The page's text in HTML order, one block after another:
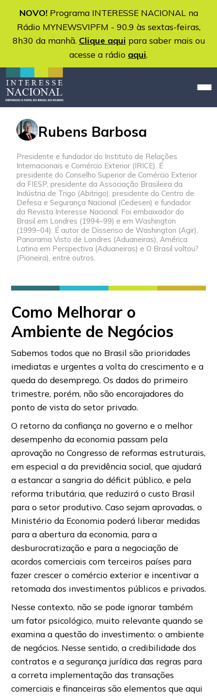
NOVO!Programa INTERESSE NACIONAL na
Rádio MYNEWSVIPFM - 90.9 às sextas-feiras,
8h30 da manhã. Clique aqui para saber mais ou
acesse a rádio aqui.
Rubens Barbosa
Presidente e fundador do Instituto de Relações
Internacionais e Comércio Exterior (IRICE). É
presidente do Conselho Superior de Comércio Exterior
da FIESP, presidente da Associação Brasileira da
Indústria de Trigo (Abitrigo), presidente do Centro de
Defesa e Segurança Nacional (Cedesen) e fundador
da Revista Interesse Nacional. Foi embaixador do
Brasil em Londres (1994–99) e em Washington
(1999–04). É autor de Dissenso de Washington (Agir),
Panorama Visto de Londres (Aduaneiras), América
Latina em Perspectiva (Aduaneiras) e O Brasil voltou?
(Pioneira), entre outros.
Como Melhorar o
Ambiente de Negócios
Sabemos todos que no Brasil são prioridades
imediatas e urgentes a volta do crescimento e a
queda do desemprego. Os dados do primeiro
trimestre, porém, não são encorajadores do
ponto de vista do setor privado.
O retorno da confiança no governo e o melhor
desempenho da economia passam pela
aprovação no Congresso de reformas estruturais,
em especial a da previdência social, que ajudará
a estancar a sangria do déficit público, e pela
reforma tributária, que reduzirá o custo Brasil
para o setor produtivo. Caso sejam aprovadas, o
Ministério da Economia poderá liberar medidas
para a abertura da economia, para a
desburocratização e para a negociação de
acordos comerciais com terceiros países para
fazer crescer o comércio exterior e incentivar a
retomada dos investimentos públicos e privados.
Nesse contexto, não se pode ignorar também
um fator psicológico, muito relevante quando se
examina a questão do investimento: o ambiente
de negócios. Nesse sentido, a credibilidade dos
contratos e a segurança jurídica das regras para
a correta implementação das transações
comerciais e financeiras são elementos que aqui